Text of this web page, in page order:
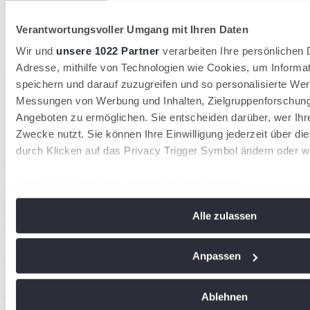
Verantwortungsvoller Umgang mit Ihren Daten
Wir und unsere 1022 Partner verarbeiten Ihre persönlichen
Adresse, mithilfe von Technologien wie Cookies, um
speichern und darauf zuzugreifen und so personalisierte
Messungen von Werbung und Inhalten,
Angeboten zu ermöglichen. Sie entscheiden darüber, wer
Zwecke nutzt. Sie können Ihre Einwilligung jederzeit über
durch Klicken auf das Privacy Trigger Symbol ändern oder
Ihr Gerät durch aktives Scannen nach bestimmten
Erfahren Sie mehr darüber, wie Ihre persönlichen Daten
Alle zulassen
Anpassen
Ablehnen
Aktuellste News
Kompaktansicht